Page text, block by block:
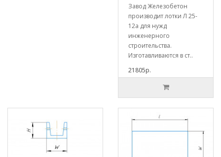
Завод Железобетон
производит лотки Л 25-
12а для нужд
инженерного
строительства.
Изготавливаются в ст..
21805р.